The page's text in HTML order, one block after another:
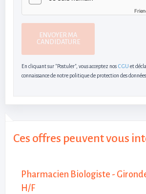
ENVOYER MA
CANDIDATURE
En cliquant sur "Postuler", vous acceptez nos CGU et
connaissance de notre politique de protection des données.
Ces offres peuvent vous
Pharmacien Biologiste -
H/F